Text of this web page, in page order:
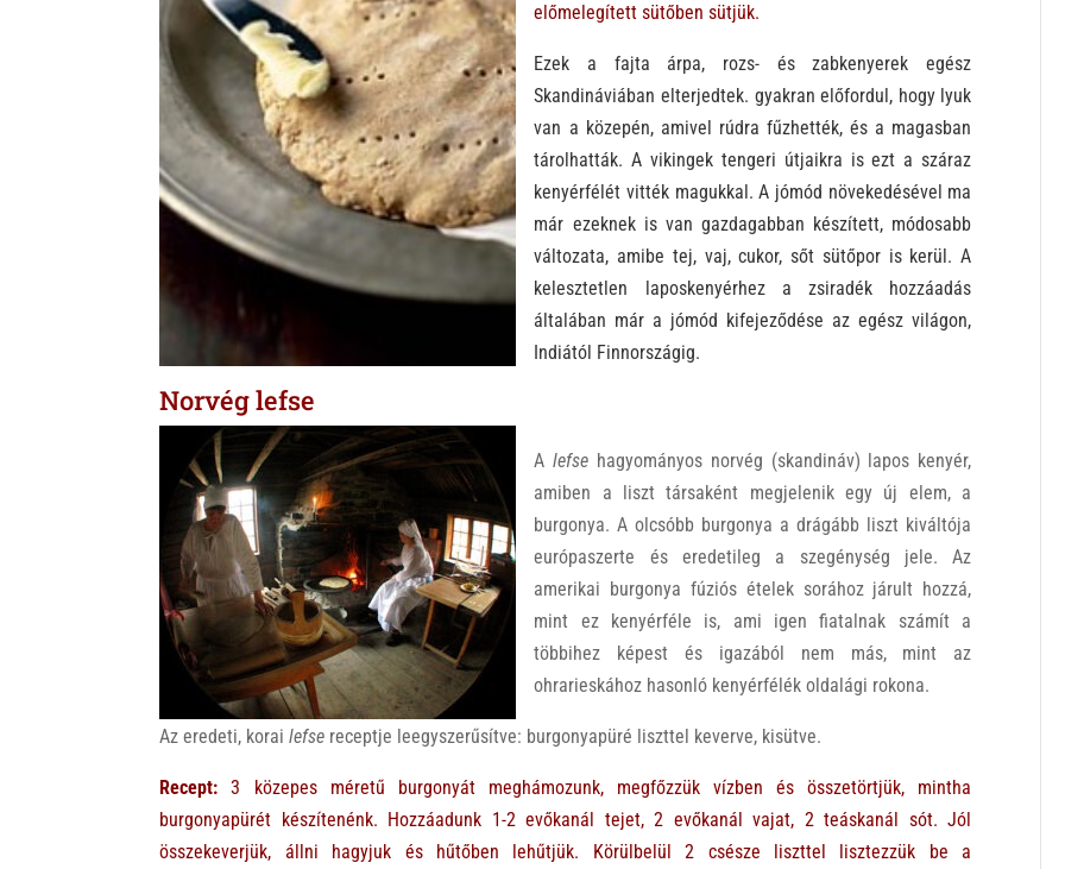
előmelegített sütőben sütjük.
Ezek a fajta árpa, rozs- és zabkenyerek egész
Skandináviában elterjedtek. gyakran előfordul, hogy lyuk
van a közepén, amivel rúdra fűzhették, és a magasban
tárolhatták. A vikingek tengeri útjaikra is ezt a száraz
kenyérfélét vitték magukkal. A jómód növekedésével ma
már ezeknek is van gazdagabban készített, módosabb
változata, amibe tej, vaj, cukor, sőt sütőpor is kerül. A
kelesztetlen laposkenyérhez a zsiradék hozzáadás
általában már a jómód kifejeződése az egész világon,
Indiától Finnországig.
Norvég lefse
Alefse hagyományos norvég (skandináv) lapos kenyér,
amiben a liszt társaként megjelenik egy új elem, a
burgonya. A olcsóbb burgonya a drágább liszt kiváltója
európaszerte és eredetileg a szegénység jele. Az
amerikai burgonya fúziós ételek sorához járult hozzá,
mint ez kenyérféle is, ami igen fiatalnak számít a
többihez képest és igazából nem más, mint az
ohrarieskához hasonló kenyérfélék oldalági rokona.
Az eredeti, korailefse receptje leegyszerűsítve: burgonyapüré liszttel keverve, kisütve.
Recept:3 közepes méretű burgonyát meghámozunk, megfőzzük vízben és összetörtjük, mintha
burgonyapürét készítenénk. Hozzáadunk 1-2 evőkanál tejet, 2 evőkanál vajat, 2 teáskanál sót. Jól
összekeverjük, állni hagyjuk és hűtőben lehűtjük. Körülbelül 2 csésze liszttel lisztezzük be a